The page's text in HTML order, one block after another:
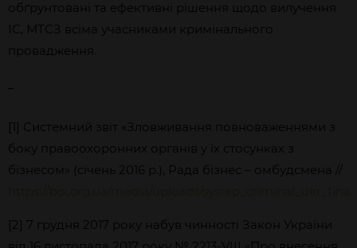
обґрунтовані та ефективні рішення щодо вилучення
ІС, МТСЗ всіма учасниками кримінального
провадження.
[1] Системний звіт «Зловживання повноваженнями з
боку правоохоронних органів у їх стосунках з
бізнесом» (січень 2016 р.), Рада бізнес – омбудсмена //
[2] 7 грудня 2017 року набув чинності Закон України